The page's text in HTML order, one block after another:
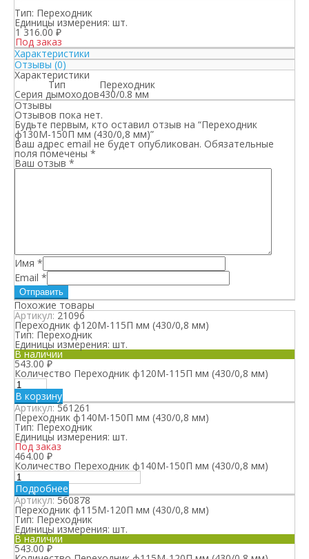
Тип: Переходник
Единицы измерения: шт.
1 316.00 ₽
Под заказ
Характеристики
Отзывы (0)
Характеристики
Тип Переходник
Серия дымоходов430/0.8 мм
Отзывы
Отзывов пока нет.
Будьте первым, кто оставил отзыв на “Переходник
ф130М-150П мм (430/0,8 мм)”
Ваш адрес email не будет опубликован. Обязательные
поля помечены *
Ваш отзыв *
Имя *
Email *
Похожие товары
Артикул:21096
Переходник ф120М-115П мм (430/0,8 мм)
Тип: Переходник
Единицы измерения: шт.
В наличии
543.00₽
Количество Переходник ф120М-115П мм (430/0,8 мм)
В корзину
Артикул:561261
Переходник ф140М-150П мм (430/0,8 мм)
Тип: Переходник
Единицы измерения: шт.
Под заказ
464.00 ₽
Количество Переходник ф140М-150П мм (430/0,8 мм)
Подробнее
Артикул:560878
Переходник ф115М-120П мм (430/0,8 мм)
Тип: Переходник
Единицы измерения: шт.
В наличии
543.00₽